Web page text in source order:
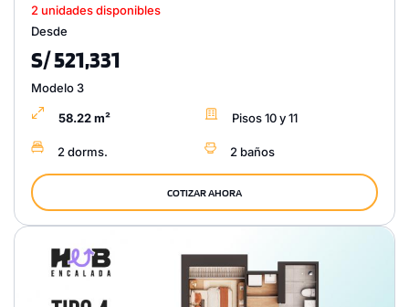
2 unidades disponibles
Desde
S/ 521,331
Modelo 3
58.22 m² Pisos 10 y 11
2 dorms. 2 baños
COTIZAR AHORA